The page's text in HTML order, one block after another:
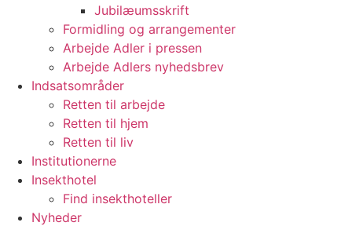
Jubilæumsskrift
Formidling og arrangementer
Arbejde Adler i pressen
Arbejde Adlers nyhedsbrev
Indsatsområder
Retten til arbejde
Retten til hjem
Retten til liv
Institutionerne
Insekthotel
Find insekthoteller
Nyheder